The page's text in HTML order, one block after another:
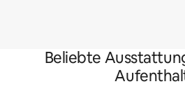
Beliebte